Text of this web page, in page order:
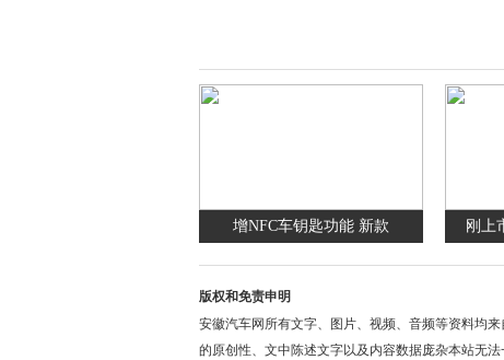
增NFC车钥匙功能 新款 刚上
版权和免责申明
安徽汽车网所有文字、图片、视频、音频等资料均
的原创性、文中陈述文字以及内容数据庞杂本站无